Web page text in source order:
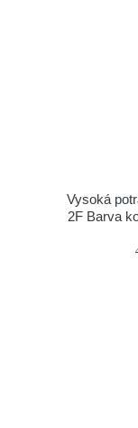
Vysoká
2F Barva